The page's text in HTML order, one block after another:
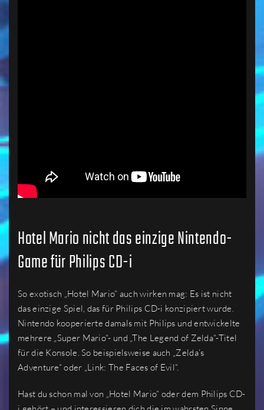
Hotel Mario nicht das einzige Nintendo-
Game für Philips CD-i
So exotisch „Hotel Mario“ auch wirken mag: Es ist nicht
das einzige Spiel, das für Philips CD-i konzipiert wurde.
Nintendo kooperierte damals mit Philips und entwickelte
mehrere „Super Mario“- und „The Legend of Zelda“-Titel
für die Konsole. So beispielsweise auch „Zelda’s
Adventure“ oder „Link: The Faces of Evil“.
Hast du schon mal von „Hotel Mario“ oder dem Philips CD-